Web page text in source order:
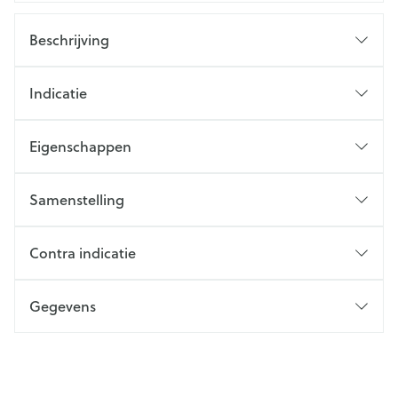
Beschrijving
Indicatie
Eigenschappen
Samenstelling
Contra indicatie
Gegevens